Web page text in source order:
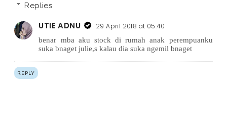
Replies
UTIE ADNU 29 April 2018 at 05:40
benar mba aku stock di rumah anak perempuanku
suka bnaget julie,s kalau dia suka ngemil bnaget
REPLY